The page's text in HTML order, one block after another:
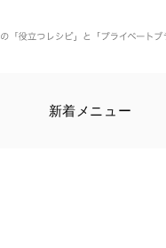
新着メニュー